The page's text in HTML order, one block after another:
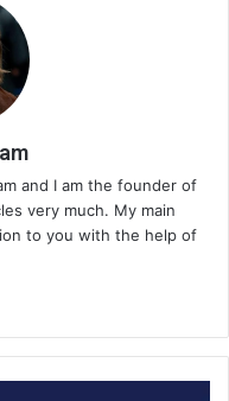
and I am the founder of
very much. My main
to you with the help of